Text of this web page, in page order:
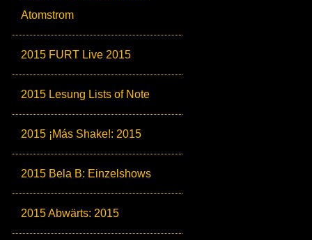
Atomstrom
2015 FURT Live 2015
2015 Lesung Lists of Note
2015 ¡Más Shake!: 2015
2015 Bela B: Einzelshows
2015 Abwärts: 2015